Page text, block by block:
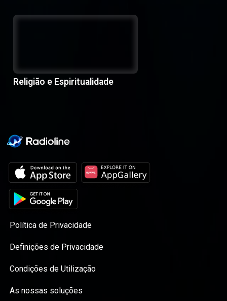
Religião e Espiritualidade
Política de Privacidade
Definições de Privacidade
Condições de Utilização
As nossas soluções